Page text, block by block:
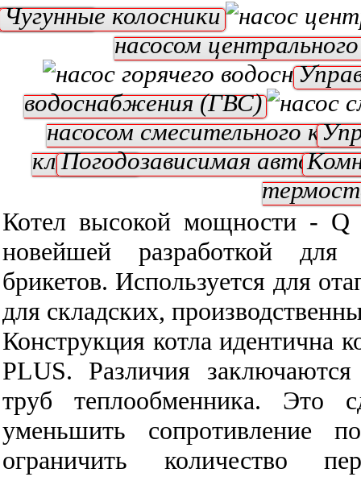
Чугунные колосники
насосом
водоснабжения (ГВС)
насосом смесительного
клапаном
Погодозависимая
Котел высокой мощности -
новейшей разработкой
брикетов. Используется для
для складских,
Конструкция котла идентична
PLUS. Различия
труб теплообменника. Это
уменьшить сопротивление
ограничить количество